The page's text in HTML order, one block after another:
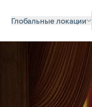
Глобальные локации